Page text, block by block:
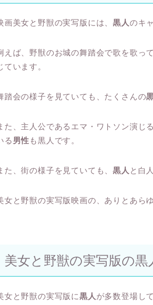
画美女と野獣の実写版には、黒人のキ
えば、野獣のお城の舞踏会で歌を歌っ
ています。
踏会の様子を見ていても、たくさんの
た、主人公であるエマ・ワトソン演じ
る 男性 も黒人です。
た、街の様子を見ていても、黒人 と白
女と野獣の実写版映画の、ありとあら
美女と野獣の実写版の
女と野獣の実写版に黒人 が多数登場し